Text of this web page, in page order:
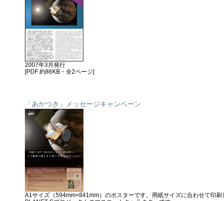
2007年3月発行
[PDF 約86KB・全2ページ]
「あかつき」メッセージキャンペーン
A1サイズ（594mm×841mm）のポスターです。用紙サイズに合わせて印刷